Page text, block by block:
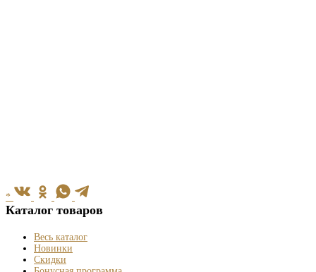
*
Каталог товаров
Весь каталог
Новинки
Скидки